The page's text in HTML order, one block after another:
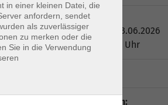
Sa. 13.06.2026
11:00 Uhr
Dozent*in:
in einer kleinen Datei, die
anfordern, sendet
als zuverlässiger
zu merken oder die
Sie in die Verwendung